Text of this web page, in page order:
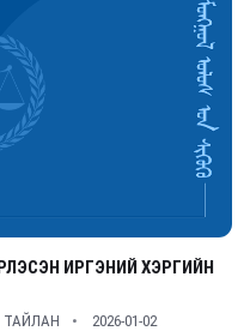
ИРГЭНИЙ ХЭРГИЙН
2026-01-02